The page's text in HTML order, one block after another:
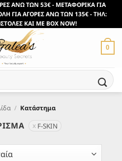
ΑΝΩ ΤΩΝ 53€ - ΜΕΤΑΦΟΡΙΚΑ ΓΙΑ
ΓΙΑ ΑΓΟΡΕΣ ΑΝΩ ΤΩΝ 135€ - ΤΗΛ:
ΚΑΙ ΜΕ BOX NOW!
0
/ Κατάστημα
F-SKIN